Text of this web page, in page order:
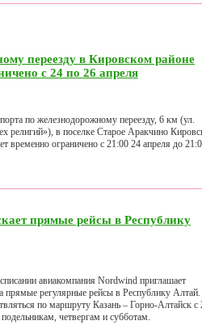
переезду в Кировском районе
с 24 по 26 апреля
по железнодорожному переезду, 6 км (ул.
религий»), в поселке Старое Аракчино
временно ограничено с 21:00 24 апреля до
прямые рейсы в Республику
авиакомпания Nordwind приглашает
прямые регулярные рейсы в Республику Алтай.
по маршруту Казань – Горно-Алтайск с
четвергам и субботам.